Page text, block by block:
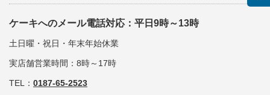
ケーキへのメール電話対応：平日9時～13時
土日曜・祝日・年末年始休業
実店舗営業時間：8時～17時
TEL： 0187-65-2523